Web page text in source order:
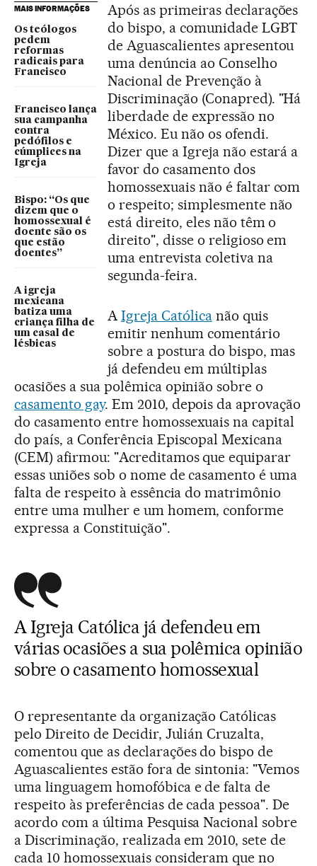
MAIS INFORMAÇÕES
Os teólogos
pedem
reformas
radicais para
Francisco
Francisco lança
sua campanha
contra
pedófilos e
cúmplices na
Igreja
Bispo: “Os que
dizem que o
homossexual é
doente são os
que estão
doentes”
A igreja
mexicana
batiza uma
criança filha de
um casal de
lésbicas
Após as primeiras declarações
do bispo, a comunidade LGBT
de Aguascalientes apresentou
uma denúncia ao Conselho
Nacional de Prevenção à
Discriminação (Conapred). "Há
liberdade de expressão no
México. Eu não os ofendi.
Dizer que a Igreja não estará a
favor do casamento dos
homossexuais não é faltar com
o respeito; simplesmente não
está direito, eles não têm o
direito", disse o religioso em
uma entrevista coletiva na
segunda-feira.
A Igreja Católicanão quis
emitir nenhum comentário
sobre a postura do bispo, mas
já defendeu em múltiplas
ocasiões a sua polêmica opinião sobre o
casamento gay. Em 2010, depois da aprovação
do casamento entre homossexuais na capital
do país, a Conferência Episcopal Mexicana
(CEM) afirmou: "Acreditamos que equiparar
essas uniões sob o nome de casamento é uma
falta de respeito à essência do matrimônio
entre uma mulher e um homem, conforme
expressa a Constituição".
A Igreja Católica já defendeu em
várias ocasiões a sua polêmica opinião
sobre o casamento homossexual
O representante da organização Católicas
pelo Direito de Decidir, Julián Cruzalta,
comentou que as declarações do bispo de
Aguascalientes estão fora de sintonia: "Vemos
uma linguagem homofóbica e de falta de
respeito às preferências de cada pessoa". De
acordo com a última Pesquisa Nacional sobre
a Discriminação, realizada em 2010, sete de
cada 10 homossexuais consideram que no